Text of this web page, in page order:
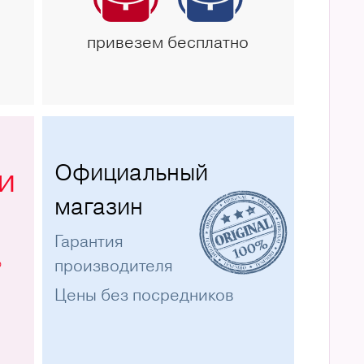
привезем бесплатно
Официальный
магазин
Гарантия
производителя
Цены без посредников